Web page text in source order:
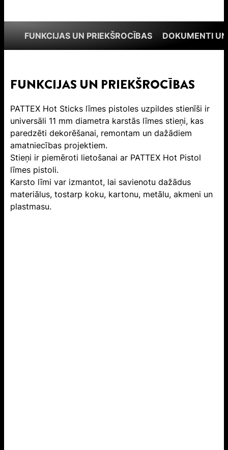
FUNKCIJAS UN PRIEKŠROCĪBAS DOKUMENTI
FUNKCIJAS UN PRIEKŠROCĪBAS
PATTEX Hot Sticks līmes pistoles uzpildes stienīši ir
universāli 11 mm diametra karstās līmes stieņi, kas
paredzēti dekorēšanai, remontam un dažādiem
amatniecības projektiem.
Stieņi ir piemēroti lietošanai ar PATTEX Hot Pistol
līmes pistoli.
Karsto līmi var izmantot, lai savienotu dažādus
materiālus, tostarp koku, kartonu, metālu, akmeni un
plastmasu.